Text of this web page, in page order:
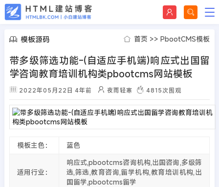
模板源码 首页 >>PbootCMS模板
带多级筛选功能-(自适应手机端)响应式出国留
学咨询教育培训机构类pbootcms网站模板
2022年05月22日 4年前 夜雨轻寒 4815次围观
模板主色： 蓝色
适用行业：
响应式,pbootcms咨询机构,出国咨询,多级筛
选,筛选,教育咨询,留学机构,教育培训机构,出
国留学,pbootcms留学